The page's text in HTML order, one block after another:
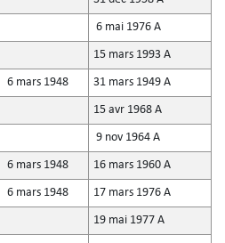
6 mai 1976 A
15 mars 1993 A
6 mars 1948 31 mars 1949 A
15 avr 1968 A
9 nov 1964 A
6 mars 1948 16 mars 1960 A
6 mars 1948 17 mars 1976 A
19 mai 1977 A